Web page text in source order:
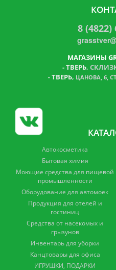
8 (4822)
МАГАЗИНЫ
-ТВЕРЬ,
- ТВЕРЬ, ЦАНОВА, 6,
Автокосметика
Бытовая химия
Моющие средства для пищевой
промышленности
Оборудование для автомоек
Продукция для отелей и
гостиниц
Средства от насекомых и
грызунов
Инвентарь для уборки
Канцтовары для офиса
ИГРУШКИ, ПОДАРКИ